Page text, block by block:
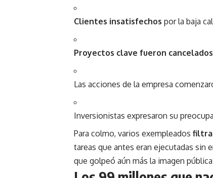
Clientes insatisfechos por la baja
Proyectos clave fueron cancelados
Las acciones de la empresa
Inversionistas expresaron su
Para colmo, varios exempleados
tareas que antes eran ejecutadas sin
que golpeó aún más la imagen